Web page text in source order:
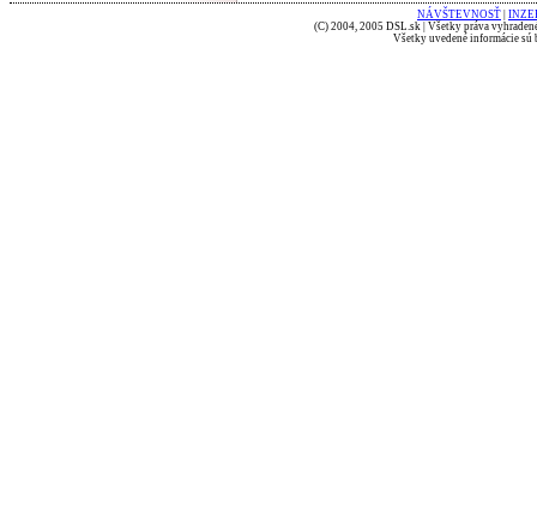
NÁVŠTEVNOSŤ
(C) 2004, 2005 DSL.sk | Všetky práva
Všetky uvedené informácie sú